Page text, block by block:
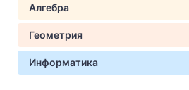
Алгебра
Геометрия
Информатика